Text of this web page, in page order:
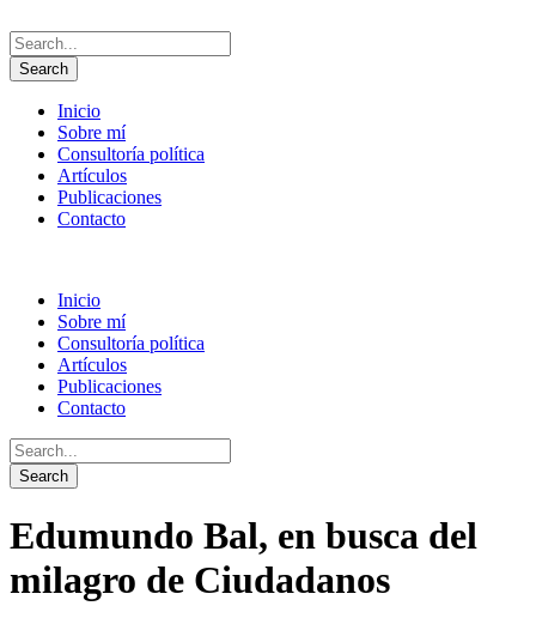
Inicio
Sobre mí
Consultoría política
Artículos
Publicaciones
Contacto
Inicio
Sobre mí
Consultoría política
Artículos
Publicaciones
Contacto
Edumundo Bal, en busca del
milagro de Ciudadanos